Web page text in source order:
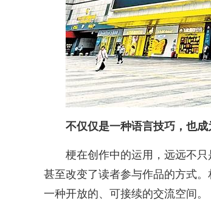
不仅仅是一种语言技巧，也
梗在创作中的运用，远远不只
甚至改变了读者参与作品的方式
一种开放的、可接续的交流空间。